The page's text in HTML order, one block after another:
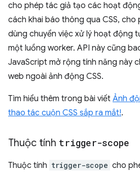
cho phép tác giả tạo các hoạt
cách khai báo thông qua CSS,
dùng chuyển việc xử lý hoạt động
một luồng worker. API này cũng
JavaScript mở rộng tính năng này
web ngoài ảnh động CSS.
Tìm hiểu thêm trong bài viết Ảnh
thao tác cuộn CSS sắp ra mắt!.
Thuộc tính trigger-scope
Thuộc tính trigger-scope cho